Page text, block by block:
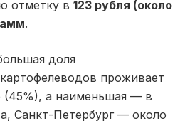
отметку в123 рубля (около
.
доля
проживает
(45%), а наименьшая — в
Санкт-Петербург — около